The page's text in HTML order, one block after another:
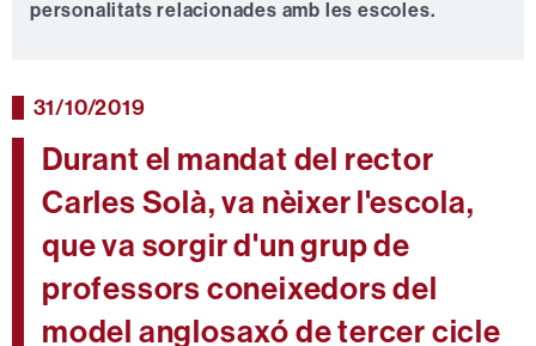
personalitats relacionades amb les escoles.
31/10/2019
Durant el mandat del rector
Carles Solà, va nèixer l'escola,
que va sorgir d'un grup de
professors coneixedors del
model anglosaxó de tercer cicle